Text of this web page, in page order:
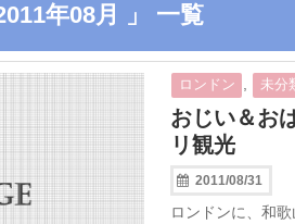
年08月 」 一覧
ロンドン , 未分
おじい＆お
リ観光
2011/08/31
ロンドンに、和